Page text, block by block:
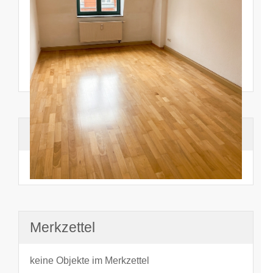
Suchhistorie
noch nichts angesehen
Merkzettel
keine Objekte im Merkzettel